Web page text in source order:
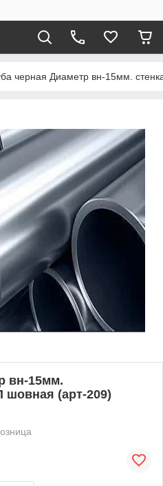
черная Диаметр вн-15мм.
вн-15мм.
шовная (арт-209)